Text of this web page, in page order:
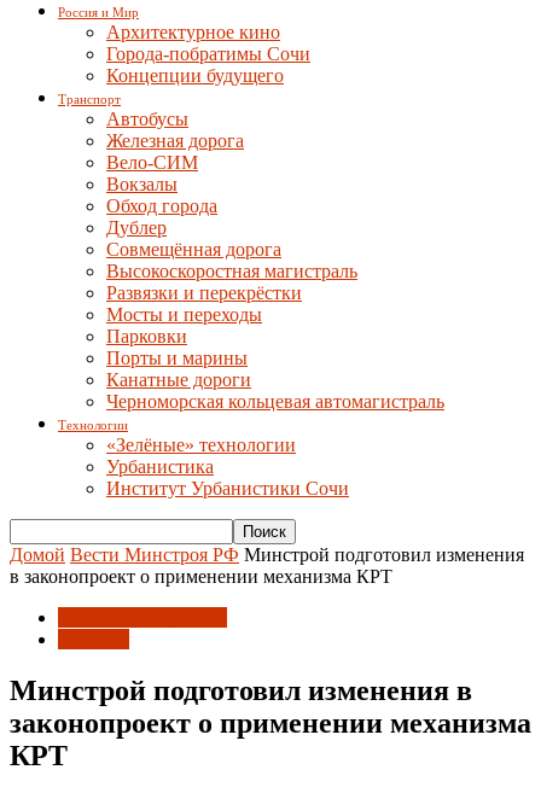
Россия и Мир
Архитектурное кино
Города-побратимы Сочи
Концепции будущего
Транспорт
Автобусы
Железная дорога
Вело-СИМ
Вокзалы
Обход города
Дублер
Совмещённая дорога
Высокоскоростная магистраль
Развязки и перекрёстки
Мосты и переходы
Парковки
Порты и марины
Канатные дороги
Черноморская кольцевая автомагистраль
Технологии
«Зелёные» технологии
Урбанистика
Институт Урбанистики Сочи
Домой Вести Минстроя РФ Минстрой подготовил изменения
в законопроект о применении механизма КРТ
Минстрой подготовил изменения в
законопроект о применении механизма
КРТ